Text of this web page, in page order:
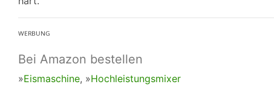
ᵂᴱᴿᴮᵁᴺᴳ
Bei Amazon bestellen
»Eismaschine, »Hochleistungsmixer